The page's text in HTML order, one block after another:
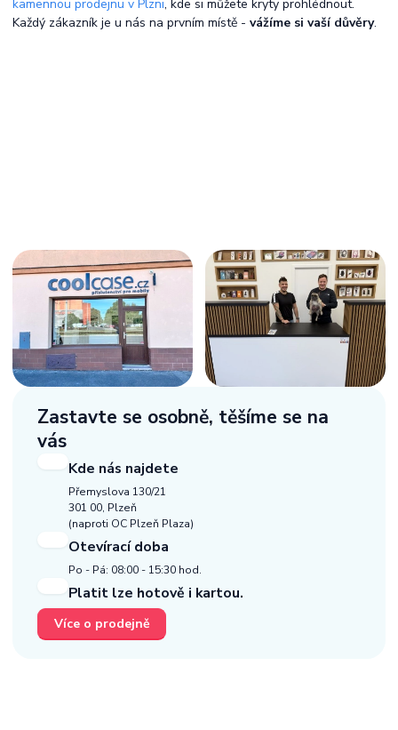
kamennou prodejnu v Plzni, kde si můžete kryty prohlédnout.
Každý zákazník je u nás na prvním místě - vážíme si vaší důvěry.
Zastavte se osobně, těšíme se na
vás
Kde nás najdete
Přemyslova 130/21
301 00, Plzeň
(naproti OC Plzeň Plaza)
Otevírací doba
Po - Pá: 08:00 - 15:30 hod.
Platit lze hotově i kartou.
Více o prodejně